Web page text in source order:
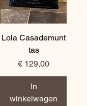
Lola Casademunt
tas
Prijs
€ 129,00
In
winkelwagen